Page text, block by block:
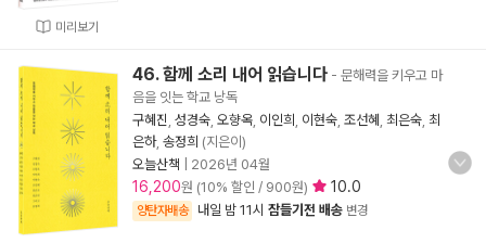
미리보기
46. 함께 소리 내어 읽습니다 - 문해력을 키우고 마
음을 잇는 학교 낭독
구혜진 성경숙 오향옥 이인희 이현숙 조선혜 최은숙 최
은하, 송정희 (지은이)
오늘산책
2026년 04월
16,200원 (10% 할인 / 900원) 10.0
양탄자배송 내일 밤 11시 잠들기전 배송 변경